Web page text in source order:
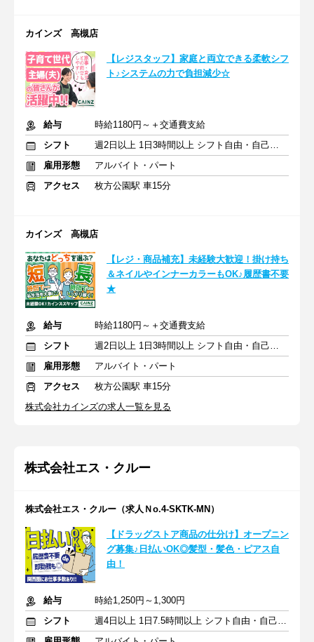
カインズ 高槻店
【レジスタッフ】家庭と両立できる柔軟シフ
ト♪システムの力で負担減少☆
給与
時給1180円～＋交通費支給
シフト
週2日以上 1日3時間以上 シフト自由・自己申告
雇用形態
アルバイト・パート
アクセス
枚方公園駅 車15分
カインズ 高槻店
【レジ・商品補充】未経験大歓迎！掛け持ち
＆ネイルやインナーカラーもOK♪履歴書不要
★
給与
時給1180円～＋交通費支給
シフト
週2日以上 1日3時間以上 シフト自由・自己申告
雇用形態
アルバイト・パート
アクセス
枚方公園駅 車15分
株式会社カインズの求人一覧を見る
株式会社エス・クルー
株式会社エス・クルー（求人Ｎo.4-SKTK-MN）
【ドラッグストア商品の仕分け】オープニン
グ募集♪日払いOK◎髪型・髪色・ピアス自
由！
給与
時給1,250円～1,300円
シフト
週4日以上 1日7.5時間以上 シフト自由・自己申告